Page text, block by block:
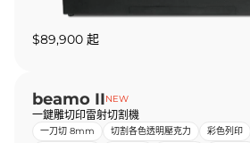
$89,900 起
beamo IINEW
一鍵雕切印雷射切割機
一刀切 8mm 切割各色透明壓克力 彩色列印